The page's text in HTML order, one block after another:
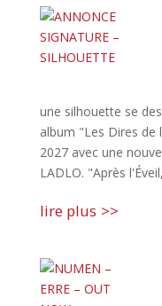
une silhouette se
album "Les Dires de
2027 avec une
LADLO. "Après
lire plus